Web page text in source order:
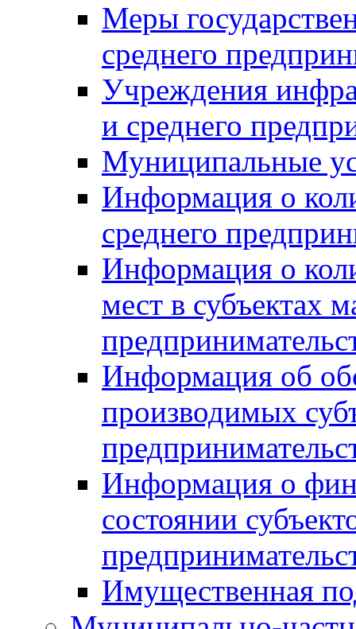
Меры
среднего
Учреждения
и среднего
Муниципальные
Информация о
среднего
Информация о
мест в субъектах
Информация об
производимых
Информация о
состоянии
Имущественная